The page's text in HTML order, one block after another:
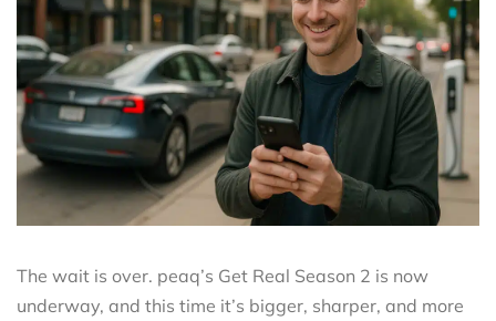
The wait is over. peaq’s Get Real Season 2 is now
underway, and this time it’s bigger, sharper, and more